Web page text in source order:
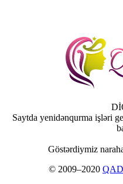
Saytda yenidənqurma işləri
Göstərdiymiz
© 2009–2020